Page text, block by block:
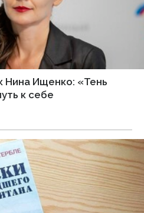
Нина Ищенко: «Тень
к себе